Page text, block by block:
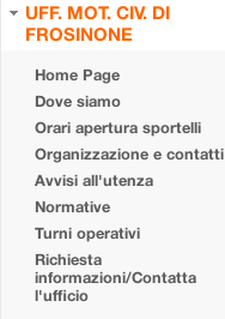
UFF. MOT. CIV. DI
FROSINONE
Home Page
Dove siamo
Orari apertura sportelli
Organizzazione e contatti
Avvisi all'utenza
Normative
Turni operativi
Richiesta
informazioni/Contatta
l'ufficio